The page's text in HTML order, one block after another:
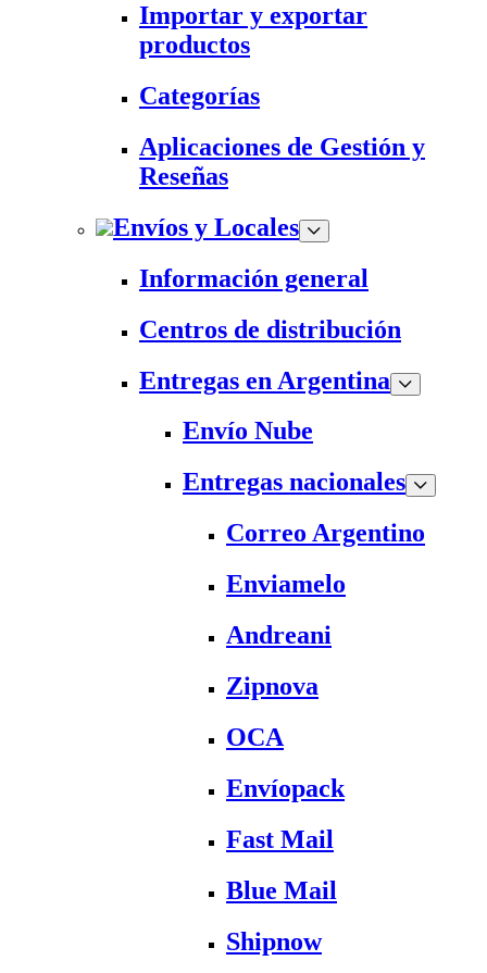
Importar y exportar
productos
Categorías
Aplicaciones de Gestión y
Reseñas
Envíos y Locales
Información general
Centros de distribución
Entregas en Argentina
Envío Nube
Entregas nacionales
Correo Argentino
Enviamelo
Andreani
Zipnova
OCA
Envíopack
Fast Mail
Blue Mail
Shipnow